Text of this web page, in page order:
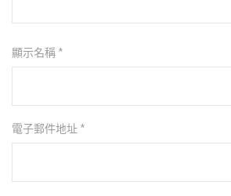
顯示名稱 *
電子郵件地址 *